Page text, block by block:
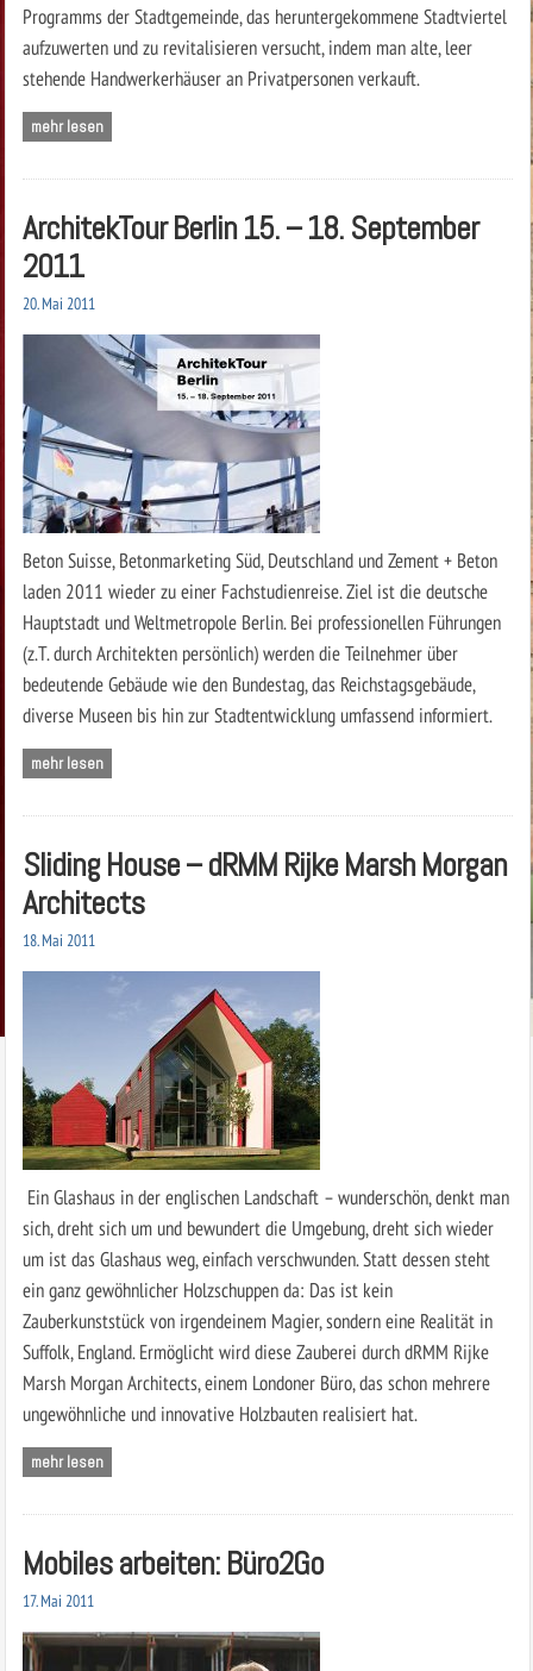
Programms der Stadtgemeinde, das heruntergekommene Stadtviertel
aufzuwerten und zu revitalisieren versucht, indem man alte, leer
stehende Handwerkerhäuser an Privatpersonen verkauft.
mehr lesen
ArchitekTour Berlin 15. – 18. September
2011
20. Mai 2011
Beton Suisse, Betonmarketing Süd, Deutschland und Zement + Beton
laden 2011 wieder zu einer Fachstudienreise. Ziel ist die deutsche
Hauptstadt und Weltmetropole Berlin. Bei professionellen Führungen
(z.T. durch Architekten persönlich) werden die Teilnehmer über
bedeutende Gebäude wie den Bundestag, das Reichstagsgebäude,
diverse Museen bis hin zur Stadtentwicklung umfassend informiert.
mehr lesen
Sliding House – dRMM Rijke Marsh Morgan
Architects
18. Mai 2011
Ein Glashaus in der englischen Landschaft – wunderschön, denkt man
sich, dreht sich um und bewundert die Umgebung, dreht sich wieder
um ist das Glashaus weg, einfach verschwunden. Statt dessen steht
ein ganz gewöhnlicher Holzschuppen da: Das ist kein
Zauberkunststück von irgendeinem Magier, sondern eine Realität in
Suffolk, England. Ermöglicht wird diese Zauberei durch dRMM Rijke
Marsh Morgan Architects, einem Londoner Büro, das schon mehrere
ungewöhnliche und innovative Holzbauten realisiert hat.
mehr lesen
Mobiles arbeiten: Büro2Go
17. Mai 2011